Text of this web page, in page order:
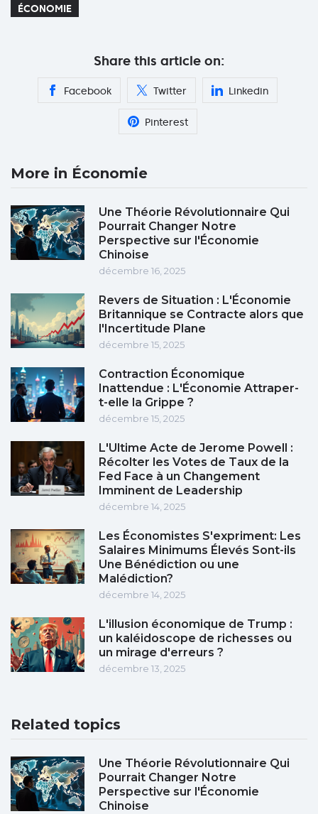
ÉCONOMIE
Share this article on:
Facebook Twitter Linkedin
Pinterest
More in Économie
Une Théorie Révolutionnaire Qui
Pourrait Changer Notre
Perspective sur l'Économie
Chinoise
décembre 16, 2025
Revers de Situation : L'Économie
Britannique se Contracte alors que
l'Incertitude Plane
décembre 15, 2025
Contraction Économique
Inattendue : L'Économie Attraper-
t-elle la Grippe ?
décembre 15, 2025
L'Ultime Acte de Jerome Powell :
Récolter les Votes de Taux de la
Fed Face à un Changement
Imminent de Leadership
décembre 14, 2025
Les Économistes S'expriment: Les
Salaires Minimums Élevés Sont-ils
Une Bénédiction ou une
Malédiction?
décembre 14, 2025
L'illusion économique de Trump :
un kaléidoscope de richesses ou
un mirage d'erreurs ?
décembre 13, 2025
Related topics
Une Théorie Révolutionnaire Qui
Pourrait Changer Notre
Perspective sur l'Économie
Chinoise